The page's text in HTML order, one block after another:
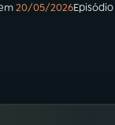
20/05/2026Episódio